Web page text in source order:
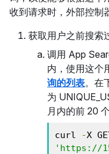
收到请求时，外部控制
获取用户之前搜索
调用 App
内，使用这个
询的列表。在
为
月内的前 20 个
curl -
'https://